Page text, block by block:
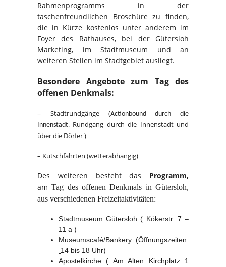
Rahmenprogramms in der
taschenfreundlichen Broschüre zu finden,
die in Kürze kostenlos unter anderem im
Foyer des Rathauses, bei der Gütersloh
Marketing, im Stadtmuseum und an
weiteren Stellen im Stadtgebiet ausliegt.
Besondere Angebote zum Tag des
offenen Denkmals:
– Stadtrundgänge (Actionbound durch die
Innenstadt, Rundgang durch die Innenstadt und
über die Dörfer)
– Kutschfahrten (wetterabhängig)
Des weiteren besteht das Programm,
amTag des offenen Denkmals in Gütersloh,
aus verschiedenen Freizeitaktivitäten:
Stadtmuseum Gütersloh ( Kökerstr. 7 –
11 a )
Museumscafé/Bankery (Öffnungszeiten:
14 bis 18 Uhr)
Apostelkirche ( Am Alten Kirchplatz 1